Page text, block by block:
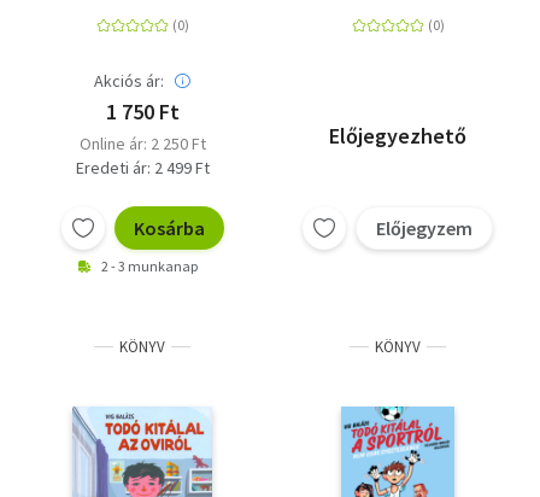
Akciós ár:
1 750 Ft
Online ár: 2 250 Ft
Eredeti ár: 2 499 Ft
Kosárba
2 - 3 munkanap
Előjegyezhető
Előjegyzem
KÖNYV KÖNYV